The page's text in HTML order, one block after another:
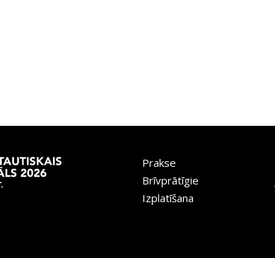
Prakse
Brīvprātīgie
Izplatīšana